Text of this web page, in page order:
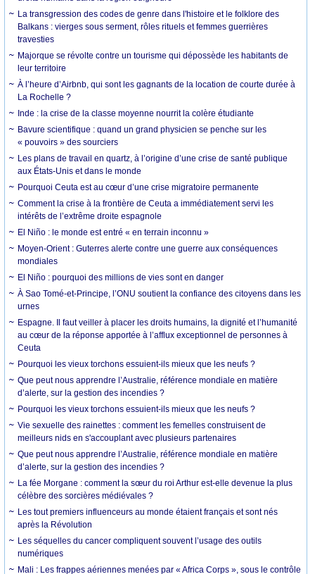
La transgression des codes de genre dans l'histoire et le folklore des
Balkans : vierges sous serment, rôles rituels et femmes guerrières
travesties
Majorque se révolte contre un tourisme qui dépossède les habitants de
leur territoire
À l’heure d’Airbnb, qui sont les gagnants de la location de courte durée à
La Rochelle ?
Inde : la crise de la classe moyenne nourrit la colère étudiante
Bavure scientifique : quand un grand physicien se penche sur les
« pouvoirs » des sourciers
Les plans de travail en quartz, à l’origine d’une crise de santé publique
aux États-Unis et dans le monde
Pourquoi Ceuta est au cœur d’une crise migratoire permanente
Comment la crise à la frontière de Ceuta a immédiatement servi les
intérêts de l’extrême droite espagnole
El Niño : le monde est entré « en terrain inconnu »
Moyen-Orient : Guterres alerte contre une guerre aux conséquences
mondiales
El Niño : pourquoi des millions de vies sont en danger
À Sao Tomé-et-Principe, l’ONU soutient la confiance des citoyens dans les
urnes
Espagne. Il faut veiller à placer les droits humains, la dignité et l’humanité
au cœur de la réponse apportée à l’afflux exceptionnel de personnes à
Ceuta
Pourquoi les vieux torchons essuient-ils mieux que les neufs ?
Que peut nous apprendre l’Australie, référence mondiale en matière
d’alerte, sur la gestion des incendies ?
Pourquoi les vieux torchons essuient-ils mieux que les neufs ?
Vie sexuelle des rainettes : comment les femelles construisent de
meilleurs nids en s'accouplant avec plusieurs partenaires
Que peut nous apprendre l’Australie, référence mondiale en matière
d’alerte, sur la gestion des incendies ?
La fée Morgane : comment la sœur du roi Arthur est-elle devenue la plus
célèbre des sorcières médiévales ?
Les tout premiers influenceurs au monde étaient français et sont nés
après la Révolution
Les séquelles du cancer compliquent souvent l’usage des outils
numériques
Mali : Les frappes aériennes menées par « Africa Corps », sous le contrôle